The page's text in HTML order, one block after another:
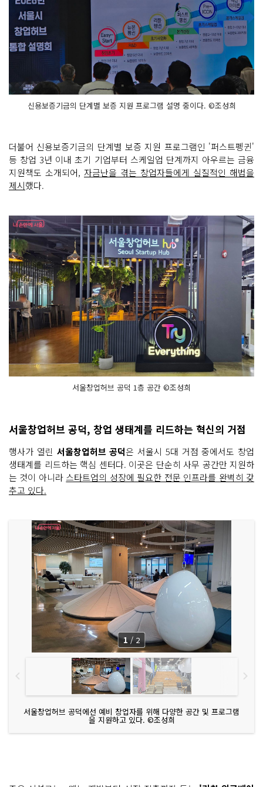
신용보증기금의 단계별 보증 지원 프로그램 설명 중이다. ©조성희
더불어 신용보증기금의 단계별 보증 지원 프로그램인 '퍼스트펭귄'
등 창업 3년 이내 초기 기업부터 스케일업 단계까지 아우르는 금융
지원책도 소개되어, 자금난을 겪는 창업자들에게 실질적인 해법을
제시했다.
서울창업허브 공덕 1층 공간 ©조성희
서울창업허브 공덕, 창업 생태계를 리드하는 혁신의 거점
행사가 열린 서울창업허브 공덕은 서울시 5대 거점 중에서도 창업
생태계를 리드하는 핵심 센터다. 이곳은 단순히 사무 공간만 지원하
는 것이 아니라스타트업의 성장에 필요한 전문 인프라를 완벽히 갖
추고 있다.
서울창업허브 공덕에선 예비 창업자를 위해 다양한 공간 및 프로그램
을 지원하고 있다. ©조성희
1 / 2